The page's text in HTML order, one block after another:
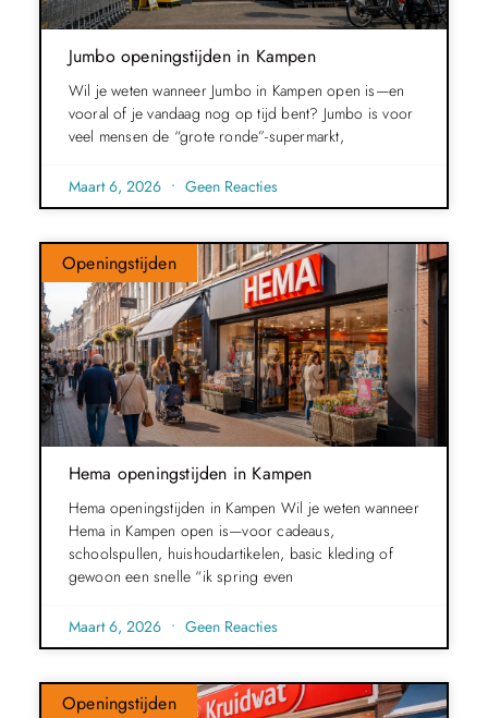
Jumbo openingstijden in Kampen
Wil je weten wanneer Jumbo in Kampen open is—en
vooral of je vandaag nog op tijd bent? Jumbo is voor
veel mensen de “grote ronde”-supermarkt,
Maart 6, 2026 Geen Reacties
Openingstijden
Hema openingstijden in Kampen
Hema openingstijden in Kampen Wil je weten wanneer
Hema in Kampen open is—voor cadeaus,
schoolspullen, huishoudartikelen, basic kleding of
gewoon een snelle “ik spring even
Maart 6, 2026 Geen Reacties
Openingstijden